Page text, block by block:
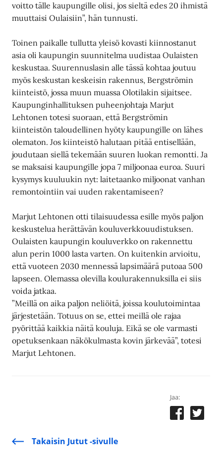
voitto tälle kaupungille olisi, jos sieltä edes 20 ihmistä
muuttaisi Oulaisiin”, hän tunnusti.
Toinen paikalle tullutta yleisö kovasti kiinnostanut
asia oli kaupungin suunnitelma uudistaa Oulaisten
keskustaa. Suurennuslasin alle tässä kohtaa joutuu
myös keskustan keskeisin rakennus, Bergströmin
kiinteistö, jossa muun muassa Olotilakin sijaitsee.
Kaupunginhallituksen puheenjohtaja Marjut
Lehtonen totesi suoraan, että Bergströmin
kiinteistön taloudellinen hyöty kaupungille on lähes
olematon. Jos kiinteistö halutaan pitää entisellään,
joudutaan siellä tekemään suuren luokan remontti. Ja
se maksaisi kaupungille jopa 7 miljoonaa euroa. Suuri
kysymys kuuluukin nyt: laitetaanko miljoonat vanhan
remontointiin vai uuden rakentamiseen?
Marjut Lehtonen otti tilaisuudessa esille myös paljon
keskustelua herättävän kouluverkkouudistuksen.
Oulaisten kaupungin kouluverkko on rakennettu
alun perin 1000 lasta varten. On kuitenkin arvioitu,
että vuoteen 2030 mennessä lapsimäärä putoaa 500
lapseen. Olemassa olevilla koulurakennuksilla ei siis
voida jatkaa.
”Meillä on aika paljon neliöitä, joissa koulutoimintaa
järjestetään. Totuus on se, ettei meillä ole rajaa
pyörittää kaikkia näitä kouluja. Eikä se ole varmasti
opetuksenkaan näkökulmasta kovin järkevää”, totesi
Marjut Lehtonen.
Jaa:
Takaisin Jutut -sivulle